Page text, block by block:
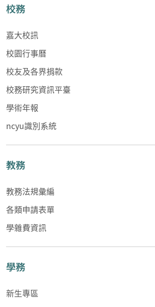
校務
嘉大校訊
校園行事曆
校友及各界捐款
校務研究資訊平臺
學術年報
ncyu識別系統
教務
教務法規彙編
各類申請表單
學雜費資訊
學務
新生專區